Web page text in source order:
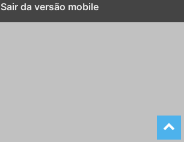
Sair da versão mobile